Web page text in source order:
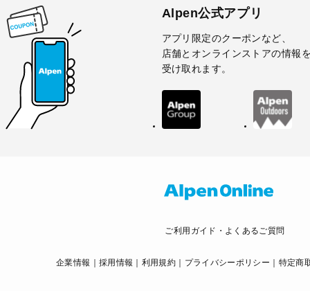
Alpen公式アプリ
アプリ限定のクーポンなど、
店舗とオンラインストアの情報
受け取れます。
ご利用ガイド・よくあるご質問
企業情報 採用情報 利用規約 プライバシーポリシー 特定商